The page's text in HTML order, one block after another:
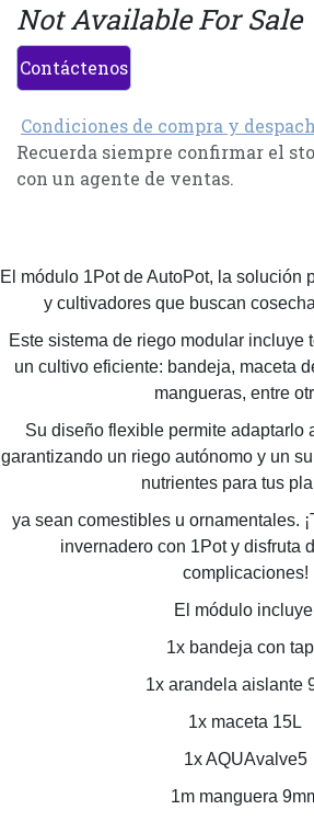
Not Available For Sale
Contáctenos
Condiciones de compra y
Recuerda siempre confirmar el
con un agente de ventas.
El módulo 1Pot de AutoPot, la solución
y cultivadores que buscan
Este sistema de riego modular incluye
un cultivo eficiente: bandeja, maceta
mangueras, entre
Su diseño flexible permite adaptarlo
garantizando un riego autónomo y un
nutrientes para tus
ya sean comestibles u ornamentales.
invernadero con 1Pot y disfruta
complicaciones!
El módulo
1x bandeja con
1x arandela aislante
1x maceta 15L
1x AQUAvalve5
1m manguera